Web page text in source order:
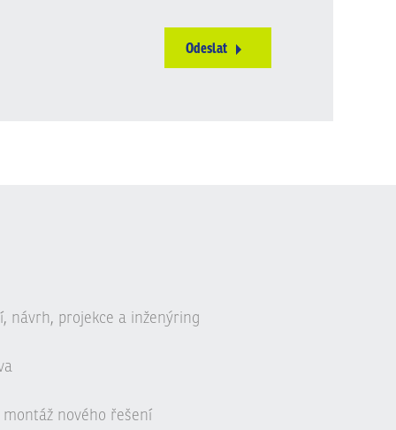
Odeslat
návrh, projekce a inženýring
nového řešení